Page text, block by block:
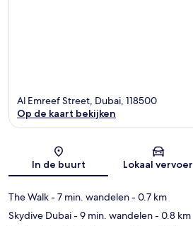
Kaart
Al Emreef Street, Dubai, 118500
Op de kaart bekijken
In de buurt Lokaal vervoer
The Walk- 7 min. wandelen- 0.7 km
Skydive Dubai- 9 min. wandelen- 0.8 km